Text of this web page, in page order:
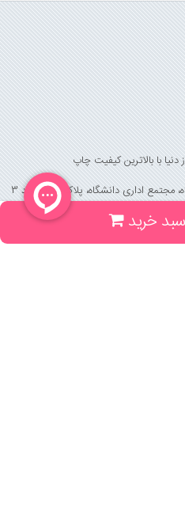
خرید
با بالاترین کیفیت چاپ
اداری دانشگاه، پلاک 158 واحد 3
(جهت خرید حضوری، تلفنی ، پیگیری سفارشات سایت با شماره تلفن 02166175070